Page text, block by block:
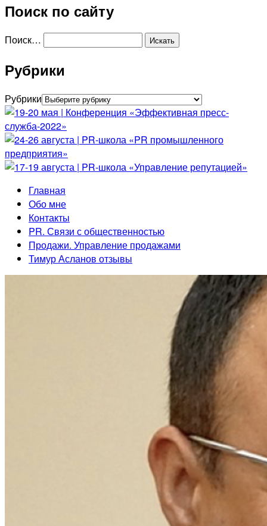
Поиск по сайту
Поиск…
Рубрики
Рубрики
Главная
Обо мне
Контакты
PR. Связи с общественностью
Продажи. Управление продажами
Тимур Асланов отзывы